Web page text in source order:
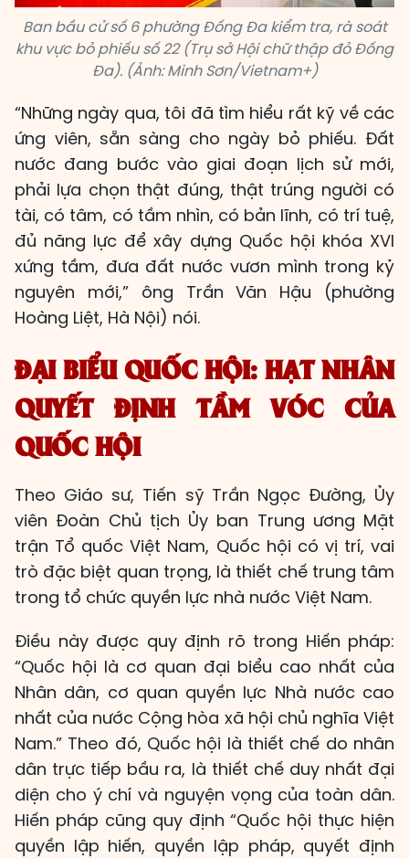
Ban bầu cử số 6 phường Đống Đa kiểm tra, rà soát
khu vực bỏ phiếu số 22 (Trụ sở Hội chữ thập đỏ Đống
Đa). (Ảnh: Minh Sơn/Vietnam+)
“Những ngày qua, tôi đã tìm hiểu rất kỹ về các
ứng viên, sẵn sàng cho ngày bỏ phiếu. Đất
nước đang bước vào giai đoạn lịch sử mới,
phải lựa chọn thật đúng, thật trúng người có
tài, có tâm, có tầm nhìn, có bản lĩnh, có trí tuệ,
đủ năng lực để xây dựng Quốc hội khóa XVI
xứng tầm, đưa đất nước vươn mình trong kỷ
nguyên mới,” ông Trần Văn Hậu (phường
Hoàng Liệt, Hà Nội) nói.
ĐẠIBIỂU QUỐC HỘI: HẠT NHÂN
QUYẾT ĐỊNH TẦM VÓC CỦA
QUỐC HỘI
Theo Giáo sư, Tiến sỹ Trần Ngọc Đường, Ủy
viên Đoàn Chủ tịch Ủy ban Trung ương Mặt
trận Tổ quốc Việt Nam, Quốc hội có vị trí, vai
trò đặc biệt quan trọng, là thiết chế trung tâm
trong tổ chức quyền lực nhà nước Việt Nam.
Điều này được quy định rõ trong Hiến pháp:
“Quốc hội là cơ quan đại biểu cao nhất của
Nhân dân, cơ quan quyền lực Nhà nước cao
nhất của nước Cộng hòa xã hội chủ nghĩa Việt
Nam.” Theo đó, Quốc hội là thiết chế do nhân
dân trực tiếp bầu ra, là thiết chế duy nhất đại
diện cho ý chí và nguyện vọng của toàn dân.
Hiến pháp cũng quy định “Quốc hội thực hiện
quyền lập hiến, quyền lập pháp, quyết định